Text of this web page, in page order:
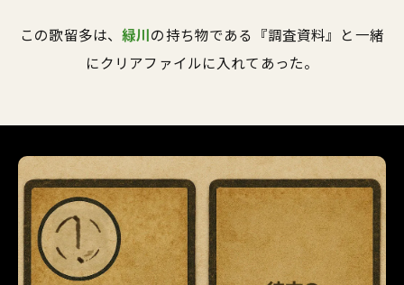
この歌留多は、緑川の持ち物である『調査資料』と一緒
にクリアファイルに入れてあった。